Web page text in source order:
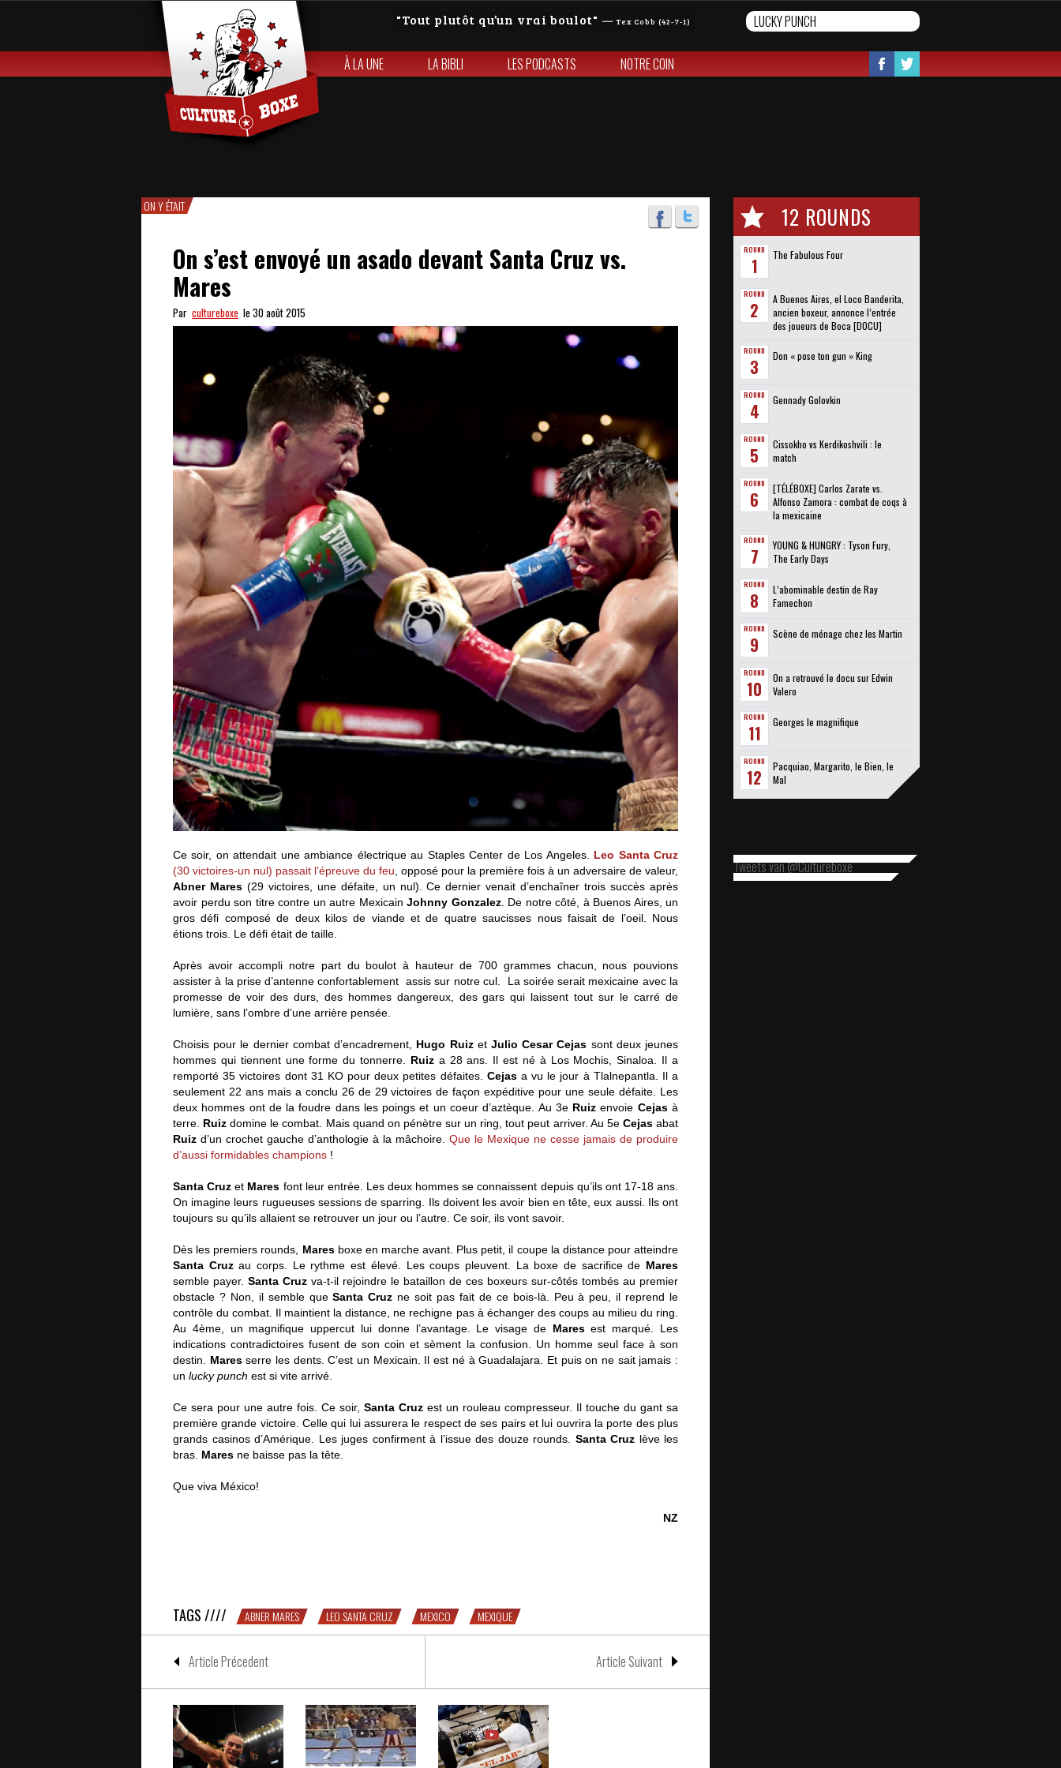
Tout plutôt qu’un vrai boulot — Tex Cobb (42-7-1)
À LA UNE LA BIBLI LES PODCASTS NOTRE COIN
12 ROUNDS
ROUND
1 The Fabulous Four
ROUND
2
A Buenos Aires, el Loco Banderita,
ancien boxeur, annonce l’entrée
des joueurs de Boca [DOCU]
ROUND
3 Don « pose ton gun » King
ROUND
4 Gennady Golovkin
ROUND
5
Cissokho vs Kerdikoshvili : le
match
ROUND
6
[TÉLÉBOXE] Carlos Zarate vs.
Alfonso Zamora : combat de coqs à
la mexicaine
ROUND
7
YOUNG & HUNGRY : Tyson Fury,
The Early Days
ROUND
8
L’abominable destin de Ray
Famechon
ROUND
9 Scène de ménage chez les Martin
ROUND
10
On a retrouvé le docu sur Edwin
Valero
ROUND
11 Georges le magnifique
ROUND
12
Pacquiao, Margarito, le Bien, le
Mal
Tweets van @Cultureboxe
ON Y ÉTAIT
On s’est envoyé un asado devant Santa Cruz vs.
Mares
Par cultureboxe le 30 août 2015
Ce soir, on attendait une ambiance électrique au Staples Center de Los Angeles. Leo Santa Cruz
(30 victoires-un nul) passait l’épreuve du feu , opposé pour la première fois à un adversaire de valeur,
Abner Mares(29 victoires, une défaite, un nul). Ce dernier venait d’enchaîner trois succès après
avoir perdu son titre contre un autre Mexicain Johnny Gonzalez. De notre côté, à Buenos Aires, un
gros défi composé de deux kilos de viande et de quatre saucisses nous faisait de l’oeil. Nous
étions trois. Le défi était de taille.
Après avoir accompli notre part du boulot à hauteur de 700 grammes chacun, nous pouvions
assister à la prise d’antenne confortablement assis sur notre cul. La soirée serait mexicaine avec la
promesse de voir des durs, des hommes dangereux, des gars qui laissent tout sur le carré de
lumière, sans l’ombre d’une arrière pensée.
Choisis pour le dernier combat d’encadrement, Hugo RuizetJulio Cesar Cejas sont deux jeunes
hommes qui tiennent une forme du tonnerre. Ruiza 28 ans. Il est né à Los Mochis, Sinaloa. Il a
remporté 35 victoires dont 31 KO pour deux petites défaites. Cejasa vu le jour à Tlalnepantla. Il a
seulement 22 ans mais a conclu 26 de 29 victoires de façon expéditive pour une seule défaite. Les
deux hommes ont de la foudre dans les poings et un coeur d’aztèque. Au 3e Ruiz envoie Cejasà
terre. Ruiz domine le combat. Mais quand on pénètre sur un ring, tout peut arriver. Au 5e Cejasabat
Ruiz d’un crochet gauche d’anthologie à la mâchoire. Que le Mexique ne cesse jamais de produire
d’aussi formidables champions !
Santa Cruz et Mares font leur entrée. Les deux hommes se connaissent depuis qu’ils ont 17-18 ans.
On imagine leurs rugueuses sessions de sparring. Ils doivent les avoir bien en tête, eux aussi. Ils ont
toujours su qu’ils allaient se retrouver un jour ou l’autre. Ce soir, ils vont savoir.
Dès les premiers rounds, Maresboxe en marche avant. Plus petit, il coupe la distance pour atteindre
Santa Cruzau corps. Le rythme est élevé. Les coups pleuvent. La boxe de sacrifice de Mares
semble payer. Santa Cruz va-t-il rejoindre le bataillon de ces boxeurs sur-côtés tombés au premier
obstacle ? Non, il semble queSanta Cruz ne soit pas fait de ce bois-là. Peu à peu, il reprend le
contrôle du combat. Il maintient la distance, ne rechigne pas à échanger des coups au milieu du ring.
Au 4ème, un magnifique uppercut lui donne l’avantage. Le visage de Maresest marqué. Les
indications contradictoires fusent de son coin et sèment la confusion. Un homme seul face à son
destin. Maresserre les dents. C’est un Mexicain. Il est né à Guadalajara. Et puis on ne sait jamais :
un lucky punch est si vite arrivé.
Ce sera pour une autre fois. Ce soir, Santa Cruz est un rouleau compresseur. Il touche du gant sa
première grande victoire. Celle qui lui assurera le respect de ses pairs et lui ouvrira la porte des plus
grands casinos d’Amérique. Les juges confirment à l’issue des douze rounds. Santa Cruz lève les
bras. Mares ne baisse pas la tête.
Que viva México!
NZ
TAGS //// ABNER MARES LEO SANTA CRUZ MEXICO MEXIQUE
Article Précedent Article Suivant